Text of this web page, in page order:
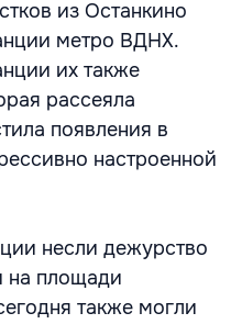
из Останкино
метро ВДНХ.
их также
рассеяла
появления в
настроенной
несли дежурство
на площади
также могли